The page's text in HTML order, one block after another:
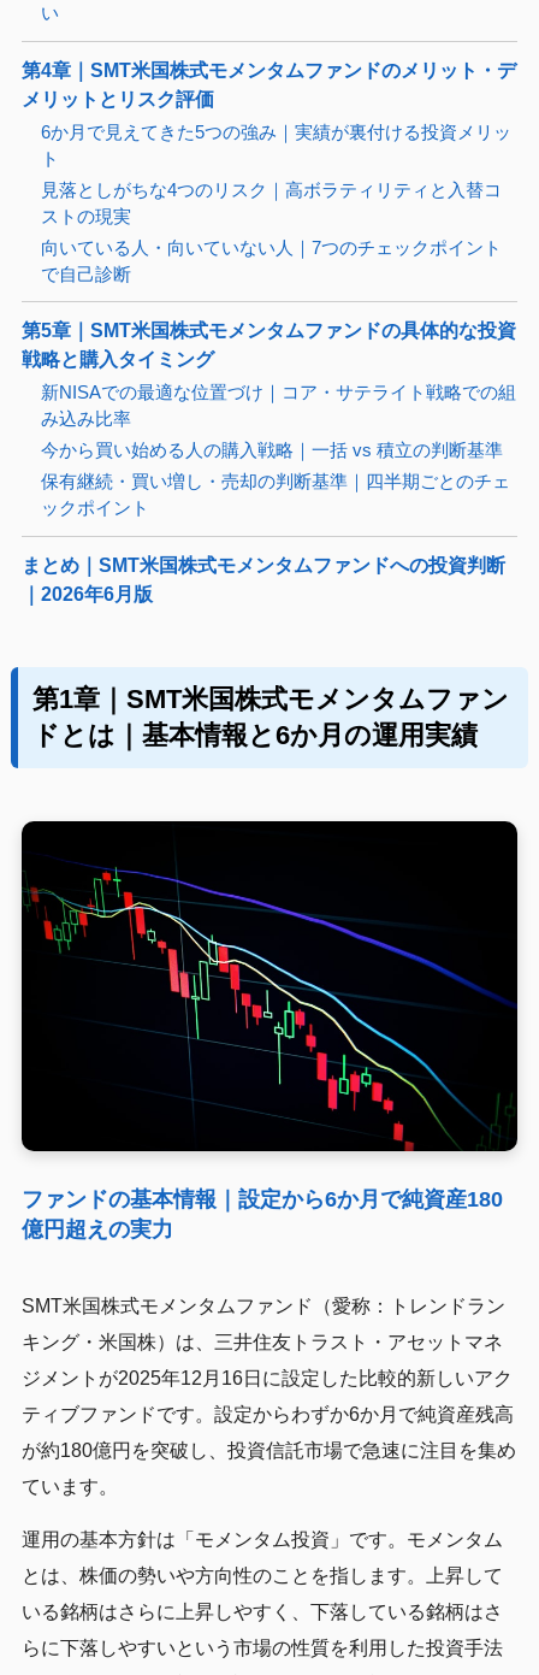
い
第4章｜SMT米国株式モメンタムファンドのメリット・デ
メリットとリスク評価
6か月で見えてきた5つの強み｜実績が裏付ける投資メリッ
ト
見落としがちな4つのリスク｜高ボラティリティと入替コ
ストの現実
向いている人・向いていない人｜7つのチェックポイント
で自己診断
第5章｜SMT米国株式モメンタムファンドの具体的な投資
戦略と購入タイミング
新NISAでの最適な位置づけ｜コア・サテライト戦略での組
み込み比率
今から買い始める人の購入戦略｜一括 vs 積立の判断基準
保有継続・買い増し・売却の判断基準｜四半期ごとのチェ
ックポイント
まとめ｜SMT米国株式モメンタムファンドへの投資判断
｜2026年6月版
第1章｜SMT米国株式モメンタムファン
ドとは｜基本情報と6か月の運用実績
ファンドの基本情報｜設定から6か月で純資産180
億円超えの実力
SMT米国株式モメンタムファンド（愛称：トレンドラン
キング・米国株）は、三井住友トラスト・アセットマネ
ジメントが2025年12月16日に設定した比較的新しいアク
ティブファンドです。設定からわずか6か月で純資産残高
が約180億円を突破し、投資信託市場で急速に注目を集め
ています。
運用の基本方針は「モメンタム投資」です。モメンタム
とは、株価の勢いや方向性のことを指します。上昇して
いる銘柄はさらに上昇しやすく、下落している銘柄はさ
らに下落しやすいという市場の性質を利用した投資手法